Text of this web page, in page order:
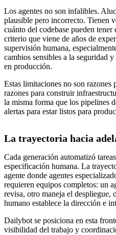
Los agentes no son infalibles.
plausible pero incorrecto. Tienen
cuánto del codebase pueden
criterio que viene de años de
supervisión humana,
cambios sensibles a la seguridad
en producción.
Estas limitaciones no son razones
razones para construir
la misma forma que los pipelines
alertas para estar listos para
La trayectoria hacia
Cada generación automatizó
especificación humana. La
agente donde agentes
requieren equipos completos: un
revisa, otro maneja el
humano establece la dirección e
Dailybot se posiciona en esta
visibilidad del trabajo y